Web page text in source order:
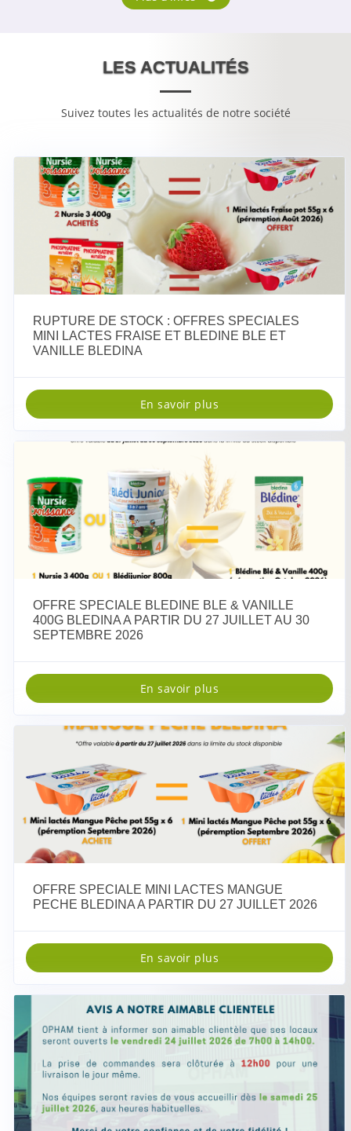
LES ACTUALITÉS
Suivez toutes les actualités de notre société
RUPTURE DE STOCK : OFFRES SPECIALES
MINI LACTES FRAISE ET BLEDINE BLE ET
VANILLE BLEDINA
En savoir plus
OFFRE SPECIALE BLEDINE BLE & VANILLE
400G BLEDINA A PARTIR DU 27 JUILLET AU 30
SEPTEMBRE 2026
En savoir plus
OFFRE SPECIALE MINI LACTES MANGUE
PECHE BLEDINA A PARTIR DU 27 JUILLET 2026
En savoir plus